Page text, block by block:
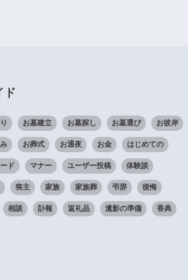
ド
お墓建立 お墓探し お墓選び お彼岸
お葬式 お通夜 お金 はじめての
ド マナー ユーザー投稿 体験談
喪主 家族 家族葬 弔辞 後悔
相談 訃報 返礼品 遺影の準備 香典